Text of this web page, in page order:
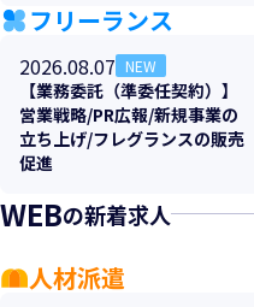
祝休み
フリーランス
2026.08.07 NEW
【業務委託（準委任契約）】
営業戦略/PR広報/新規事業の
立ち上げ/フレグランスの販売
促進
WEBの新着求人
人材派遣